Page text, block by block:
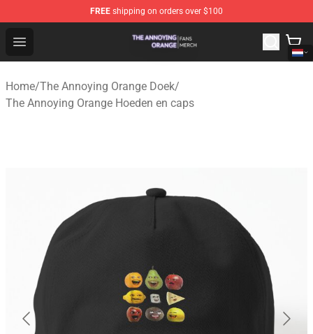
FREE shipping on orders over $100
Open menu
The Annoying Orange Shop - Official The Annoying
Home/The Annoying Orange Doek/
The Annoying Orange Hoeden en caps